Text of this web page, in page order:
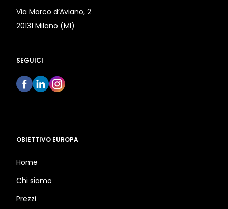
Via Marco d’Aviano, 2
20131 Milano (MI)
SEGUICI
OBIETTIVO EUROPA
Home
Chi siamo
Prezzi